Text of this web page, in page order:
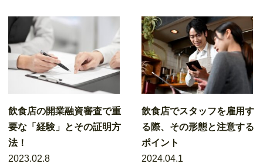
飲食店の開業融資審査で重
要な「経験」とその証明方
法！
2023.02.8
飲食店でスタッフを雇用す
る際、その形態と注意する
ポイント
2024.04.1